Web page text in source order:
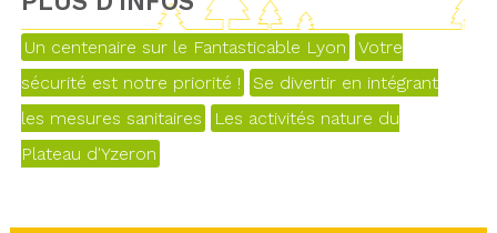
Un centenaire sur le Fantasticable Lyon
Votre
sécurité est notre priorité !
Se divertir en intégrant
les mesures sanitaires
Les activités nature du
Plateau d'Yzeron